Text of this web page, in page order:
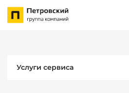
Услуги сервиса